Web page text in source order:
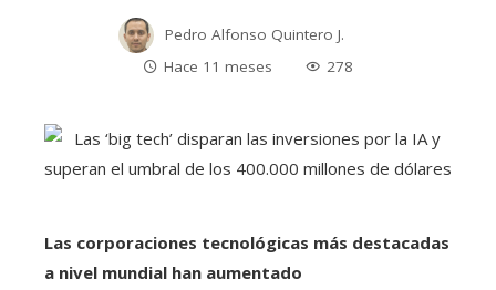
Pedro Alfonso Quintero J.
Hace 11 meses
278
Las corporaciones tecnológicas más destacadas
a nivel mundial han aumentado